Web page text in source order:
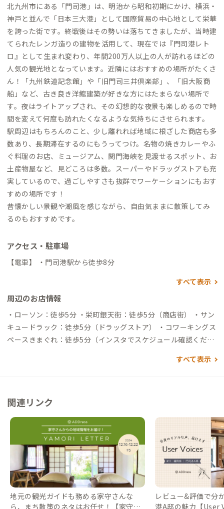
北九州市にある「門司港」は、明治から昭和初期にかけ、横浜・
神戸と並んで「日本三大港」として国際貿易の中心地として栄華
を誇った街です。終戦後はその勢いは落ちてきましたが、当時建
てられたレンガ造りの建物を活用して、現在では『門司港レト
ロ』として生まれ変わり、年間200万人以上の人が訪れるほどの
人気の観光地となっています。近隣にはおすすめの場所がたくさ
ん！「九州鉄道記念館」や「旧門司三井倶楽部」、「旧大阪商
船」など、古き良き洋館建築が好きな方にはたまらない場所で
す。夜はライトアップされ、その幻想的な夜景も楽しめるので時
間を変えて何度も訪れたくなるような気持ちにさせられます。
駅周辺はもちろんのこと、少し離れれば地域に根ざした商店も多
数あり、長期滞在するのにもうってつけ。名物の焼きカレーやふ
ぐ料理のお店、ミュージアム、関門海峡を見渡せるスポット、お
土産物屋など、見どころは多数。スーパーやドラッグストアも充
実しているので、過ごしやすさも抜群でワーケーションにもおす
すめの場所です！
昔懐かしい景観や潮風を感じながら、自由気ままに散策してみ
るのもおすすめです。
アクセス・駐車場
【電車】 ・門司港駅から徒歩8分
すべて表示
周辺のお店情報
・ローソン：徒歩5分 ・栄町銀天街：徒歩5分（商店街） ・サン
キュードラック：徒歩5分（ドラッグストア） ・コワーキングス
ペースきまぐれ：徒歩5分（インスタでスケジュール確認くださ
maps.app.goo.gl/L58Lkwgouw561PgD6
すべて表示
関連リンク
地元の観光ガイドも務める家守さんな
ら、まち散策のネタはお任せ！【家守さ
レビュー&評価で分
港A邸の魅力【User